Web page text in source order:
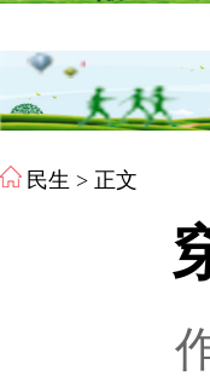
民生 > 正文